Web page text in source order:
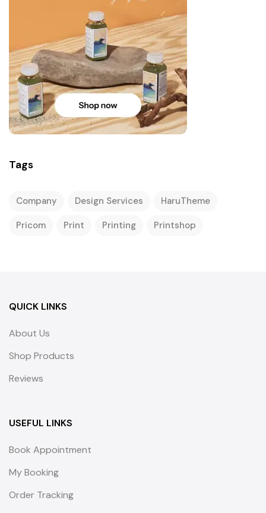
Tags
Company Design Services HaruTheme
Pricom Print Printing Printshop
QUICK LINKS
About Us
Shop Products
Reviews
USEFUL LINKS
Book Appointment
My Booking
Order Tracking